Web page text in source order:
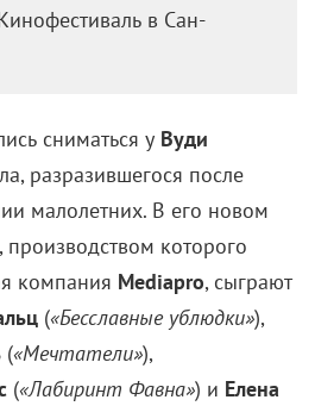
в Сан-
сниматься у Вуди
разразившегося после
малолетних. В его новом
которого
компания Mediapro, сыграют
(«Бесславные ублюдки»),
(«Мечтатели»),
(«Лабиринт Фавна») и Елена